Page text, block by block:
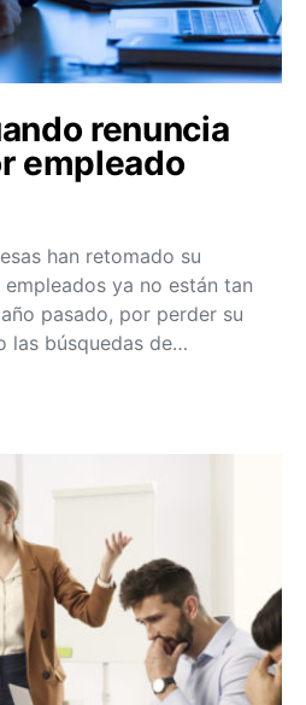
renuncia
empleado
han retomado su
ya no están tan
pasado, por perder su
las búsquedas de…